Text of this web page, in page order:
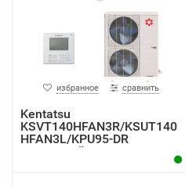
избранное сравнить
Kentatsu
KSVT140HFAN3R/KSUT140
HFAN3L/KPU95-DR
кассетный к...